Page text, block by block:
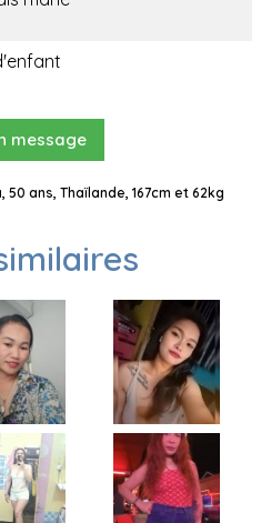
message
ans, Thaïlande, 167cm et 62kg